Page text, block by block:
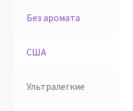
Без аромата
США
Ультралегкие